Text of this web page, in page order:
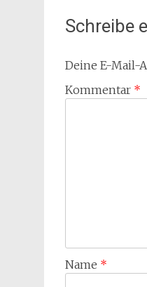
Schreibe
Deine E-Mail-
Kommentar *
Name *